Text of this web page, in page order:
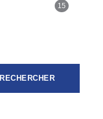
15
RECHERCHER